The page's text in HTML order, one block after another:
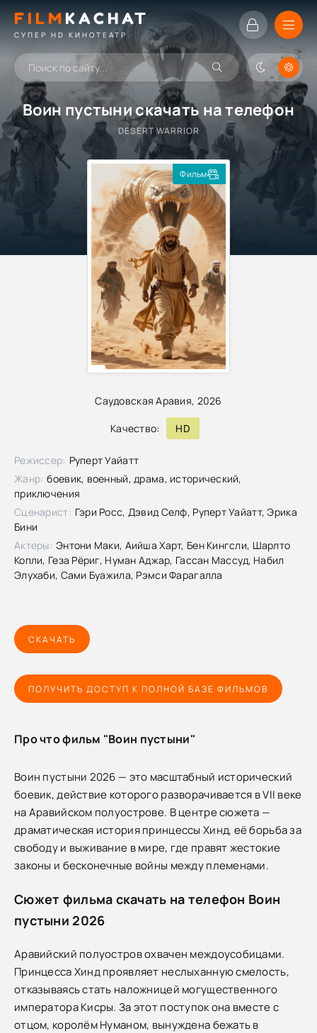
FILMKACHAT
СУПЕР HD КИНОТЕАТР
Воин пустыни скачать на телефон
DESERT WARRIOR
Саудовская Аравия, 2026
Качество: HD
Фильм
Режиссер: Руперт Уайатт
Жанр: боевик, военный, драма, исторический,
приключения
Сценарист: Гэри Росс, Дэвид Селф, Руперт Уайатт, Эрика
Бини
Актеры: Энтони Маки, Аийша Харт, Бен Кингсли, Шарлто
Копли, Геза Рёриг, Нуман Аджар, Гассан Массуд, Набил
Элухаби, Сами Буажила, Рэмси Фарагалла
СКАЧАТЬ
ПОЛУЧИТЬ ДОСТУП К ПОЛНОЙ БАЗЕ ФИЛЬМОВ
Про что фильм "Воин пустыни"
Воин пустыни 2026 — это масштабный исторический
боевик, действие которого разворачивается в VII веке
на Аравийском полуострове. В центре сюжета —
драматическая история принцессы Хинд, её борьба за
свободу и выживание в мире, где правят жестокие
законы и бесконечные войны между племенами.
Сюжет фильма скачать на телефон Воин
пустыни 2026
Аравийский полуостров охвачен междоусобицами.
Принцесса Хинд проявляет неслыханную смелость,
отказываясь стать наложницей могущественного
императора Кисры. За этот поступок она вместе с
отцом, королём Нуманом, вынуждена бежать в